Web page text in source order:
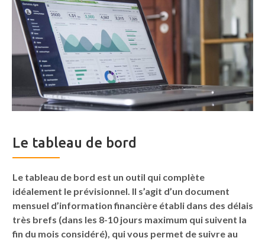
Le tableau de bord
Le tableau de bord est un outil qui complète
idéalement le prévisionnel. Il s’agit d’un document
mensuel d’information financière établi dans des délais
très brefs (dans les 8-10 jours maximum qui suivent la
fin du mois considéré), qui vous permet de suivre au